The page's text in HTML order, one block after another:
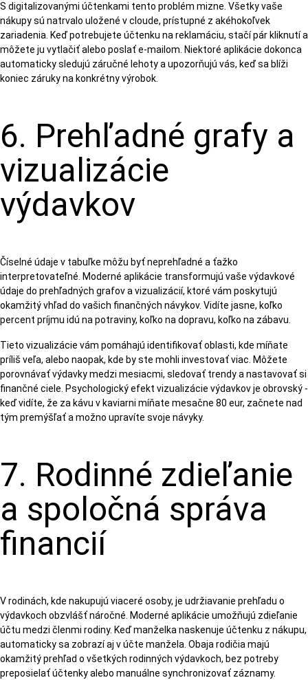
S digitalizovanými účtenkami tento problém mizne. Všetky vaše
nákupy sú natrvalo uložené v cloude, prístupné z akéhokoľvek
zariadenia. Keď potrebujete účtenku na reklamáciu, stačí pár kliknutí a
môžete ju vytlačiť alebo poslať e-mailom. Niektoré aplikácie dokonca
automaticky sledujú záručné lehoty a upozorňujú vás, keď sa blíži
koniec záruky na konkrétny výrobok.
6. Prehľadné grafy a
vizualizácie
výdavkov
Číselné údaje v tabuľke môžu byť neprehľadné a ťažko
interpretovateľné. Moderné aplikácie transformujú vaše výdavkové
údaje do prehľadných grafov a vizualizácií, ktoré vám poskytujú
okamžitý vhľad do vašich finančných návykov. Vidíte jasne, koľko
percent príjmu idú na potraviny, koľko na dopravu, koľko na zábavu.
Tieto vizualizácie vám pomáhajú identifikovať oblasti, kde míňate
príliš veľa, alebo naopak, kde by ste mohli investovať viac. Môžete
porovnávať výdavky medzi mesiacmi, sledovať trendy a nastavovať si
finančné ciele. Psychologický efekt vizualizácie výdavkov je obrovský -
keď vidíte, že za kávu v kaviarni míňate mesačne 80 eur, začnete nad
tým premýšľať a možno upravíte svoje návyky.
7. Rodinné zdieľanie
a spoločná správa
financií
V rodinách, kde nakupujú viaceré osoby, je udržiavanie prehľadu o
výdavkoch obzvlášť náročné. Moderné aplikácie umožňujú zdieľanie
účtu medzi členmi rodiny. Keď manželka naskenuje účtenku z nákupu,
automaticky sa zobrazí aj v účte manžela. Obaja rodičia majú
okamžitý prehľad o všetkých rodinných výdavkoch, bez potreby
preposielať účtenky alebo manuálne synchronizovať záznamy.